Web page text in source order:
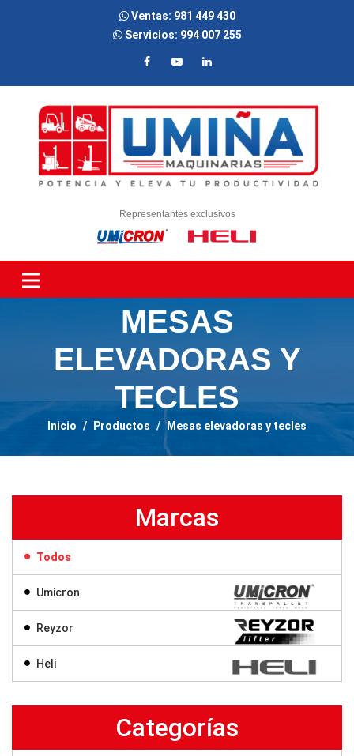
Ventas: 981 449 430
Servicios: 994 007 255
Representantes exclusivos
MESAS
ELEVADORAS Y
TECLES
Inicio / Productos / Mesas elevadoras y tecles
Marcas
Todos
Umicron
Reyzor
Heli
Categorías